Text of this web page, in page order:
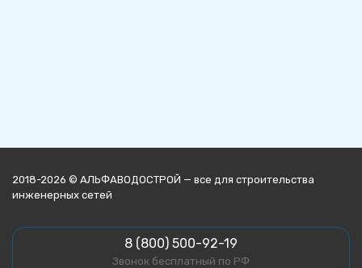
2018-2026 © АЛЬФАВОДОСТРОЙ — все для строительства
инженерных сетей
8 (800) 500-92-19
Звонок бесплатный по РФ